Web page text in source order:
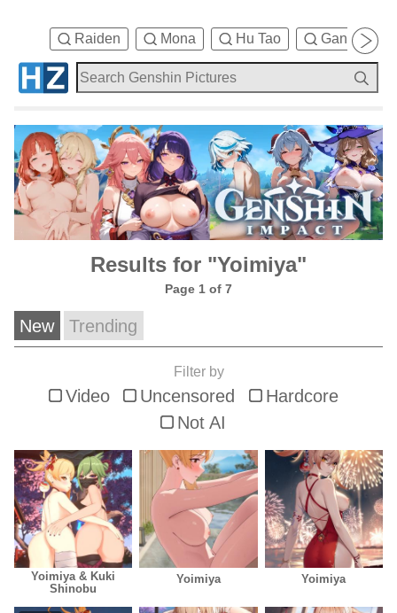
Raiden Mona Hu Tao Ganyu
Results for "Yoimiya"
Page 1 of 7
New Trending
Filter by
Video Uncensored
Hardcore
Not AI
Yoimiya & Kuki
Shinobu
Yoimiya Yoimiya